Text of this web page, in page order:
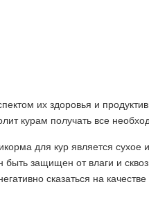
их здоровья и
курам получать все
для кур является
быть защищен от влаги и
сказаться на